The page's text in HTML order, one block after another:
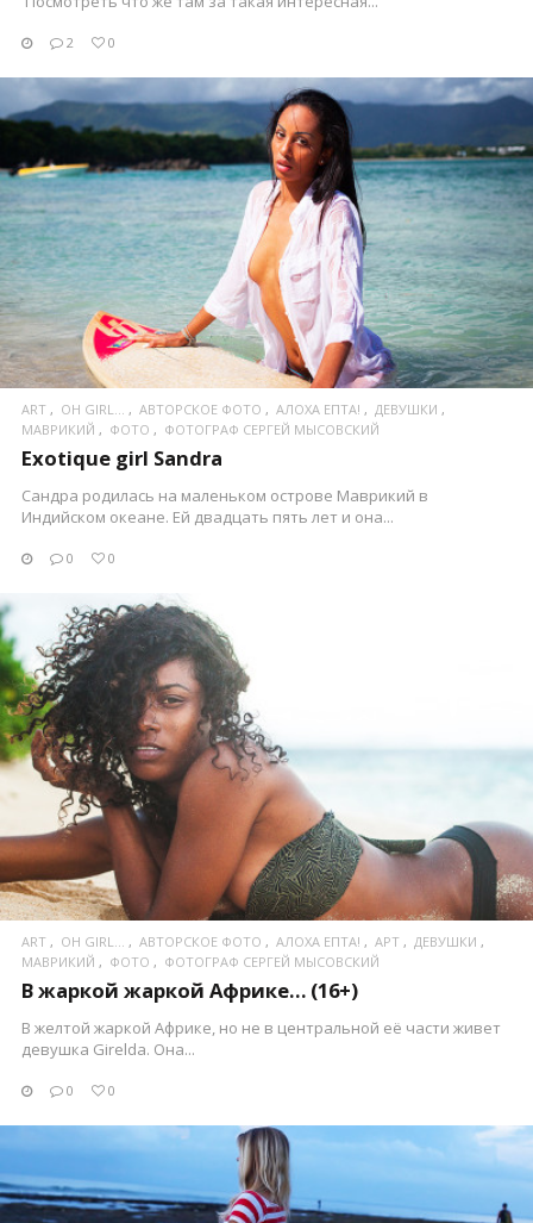
2 0
ПОСМОТРЕТЬ
ART OH GIRL... АВТОРСКОЕ ФОТО АЛОХА ЕПТА!
ДЕВУШКИ
МАВРИКИЙ
ФОТО ФОТОГРАФ СЕРГЕЙ МЫСОВСКИЙ
Exotique girl Sandra
Сандра родилась на маленьком острове Маврикий в
Индийском океане. Ей двадцать пять лет и она...
0 0
ПОСМОТРЕТЬ
ART OH GIRL... АВТОРСКОЕ ФОТО АЛОХА ЕПТА! АРТ
ДЕВУШКИ
МАВРИКИЙ
ФОТО ФОТОГРАФ СЕРГЕЙ МЫСОВСКИЙ
В жаркой жаркой Африке… (16+)
В желтой жаркой Африке, но не в центральной её части живет
девушка Girelda. Она...
0 0